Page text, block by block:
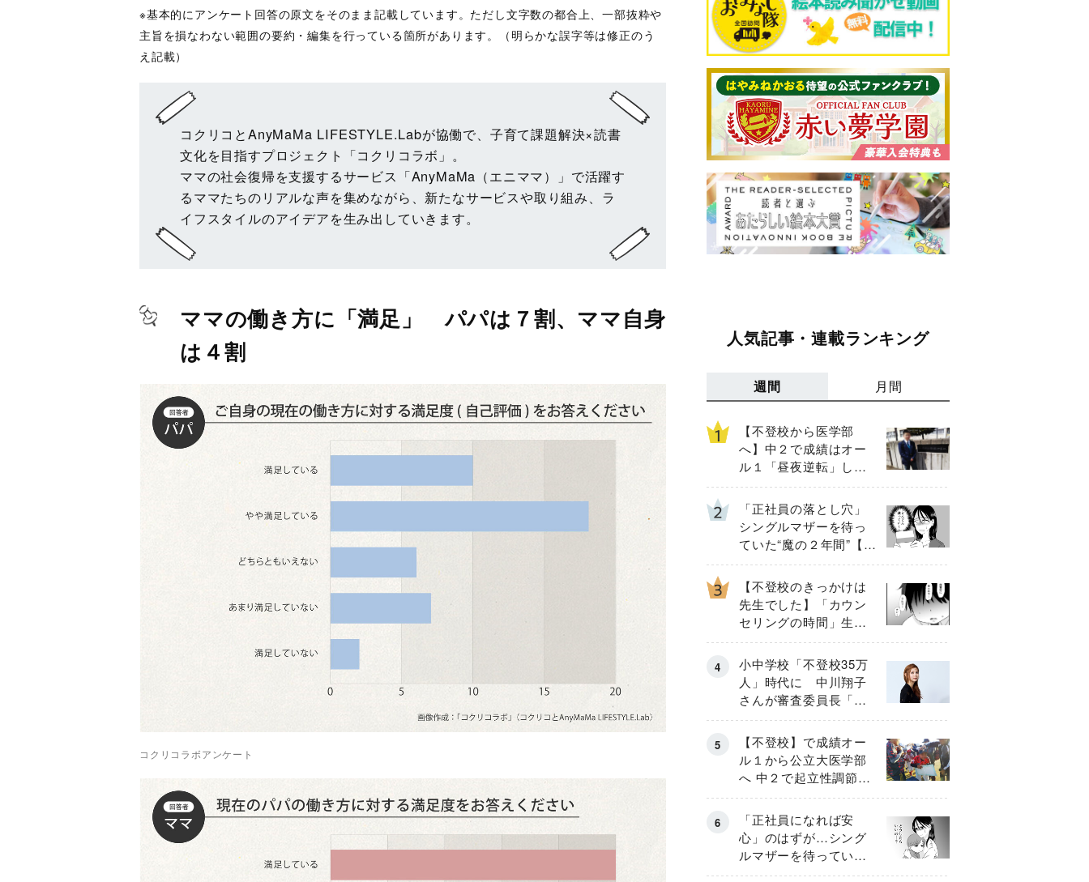
※基本的にアンケート回答の原文をそのまま記載しています。ただし文字数の都合上、一部抜粋や
主旨を損なわない範囲の要約・編集を行っている箇所があります。（明らかな誤字等は修正のう
え記載）
コクリコとAnyMaMa LIFESTYLE.Labが協働で、子育て課題解決×読書
文化を目指すプロジェクト「コクリコラボ」。
ママの社会復帰を支援するサービス「AnyMaMa（エニママ）」で活躍す
るママたちのリアルな声を集めながら、新たなサービスや取り組み、ラ
イフスタイルのアイデアを生み出していきます。
ママの働き方に「満足」 パパは７割、ママ自身
は４割
コクリコラボアンケート
人気記事・連載ランキング
週間 月間
【不登校から医学部
へ】中２で成績はオー
ル１「昼夜逆転」した
わが子を”夜遊び”に連れ
出した母の気づき
「正社員の落とし穴」
シングルマザーを待っ
ていた“魔の２年間”【後
編】
【不登校のきっかけは
先生でした】「カウン
セリングの時間」生徒
の情報をバラしたの
は…《第２話》
小中学校「不登校35万
人」時代に 中川翔子
さんが審査委員長「不
登校生動画甲子園
2026」が開催
【不登校】で成績オー
ル１から公立大医学部
へ 中２で起立性調節障
害「治るまで３年」の
診断 そのとき母は
「正社員になれば安
心」のはずが…シング
ルマザーを待ってい
た“魔の２年間”【前編】